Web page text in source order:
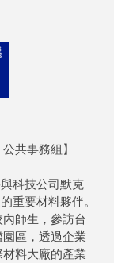
共事務組】
科技公司默克
重要材料夥伴。
師生，參訪台
區，透過企業
料大廠的產業